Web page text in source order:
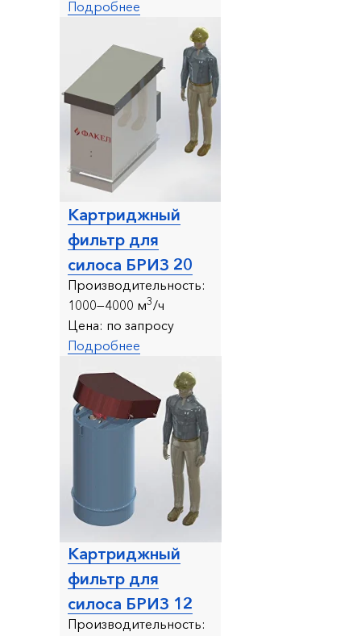
Подробнее
Картриджный
фильтр для
силоса БРИЗ 20
Производительность:
1000—4000 м3/ч
Цена: по запросу
Подробнее
Картриджный
фильтр для
силоса БРИЗ 12
Производительность: